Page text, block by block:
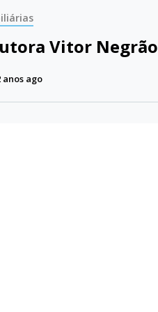
Vitor Negrão
anos ago